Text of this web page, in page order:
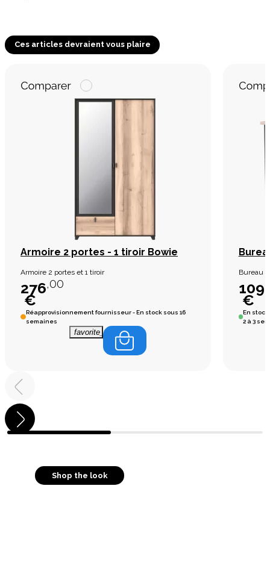
Ces articles devraient vous plaire
Armoire 2 portes - 1 tiroir Bowie
Armoire 2 portes et 1 tiroir
276,00
€
Réapprovisionnement fournisseur - En stock sous 16
semaines
favorite_border
Bureau
109
€
En stock
2 à 3
Shop the look